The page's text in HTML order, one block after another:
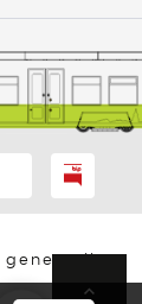
generacji